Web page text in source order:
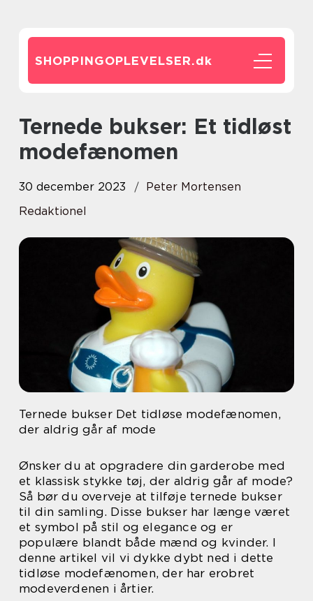
SHOPPINGOPLEVELSER.dk
Ternede bukser: Et tidløst
modefænomen
30 december 2023
Peter Mortensen
Redaktionel
Ternede bukser Det tidløse modefænomen,
der aldrig går af mode
Ønsker du at opgradere din garderobe med
et klassisk stykke tøj, der aldrig går af mode?
Så bør du overveje at tilføje ternede bukser
til din samling. Disse bukser har længe været
et symbol på stil og elegance og er
populære blandt både mænd og kvinder. I
denne artikel vil vi dykke dybt ned i dette
tidløse modefænomen, der har erobret
modeverdenen i årtier.